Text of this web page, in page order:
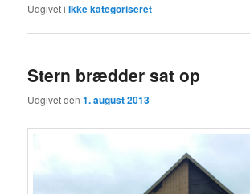
Udgivet i Ikke kategoriseret
Stern brædder sat op
Udgivet den1. august 2013